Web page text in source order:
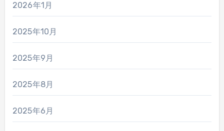
2026年1月
2025年10月
2025年9月
2025年8月
2025年6月